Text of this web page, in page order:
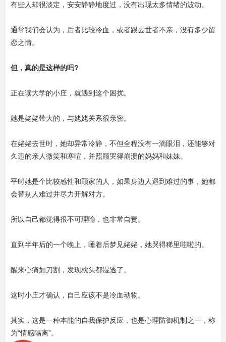
有些人却很淡定，安安静静地度过，没有出现太多情绪的波动。
通常我们会认为，后者比较冷血，或者跟去世者不亲，没有多少留
恋之情。
但，真的是这样的吗?
正在读大学的小庄，就遇到这个困扰。
她是姥姥带大的，与姥姥关系很亲密。
在姥姥去世时，她却异常冷静，不但全程没有一滴眼泪，还能够对
久违的亲人微笑和寒暄，并照顾哭得崩溃的妈妈和妹妹。
平时她是个比较感性和顾家的人，如果身边人遇到难过的事，她都
会替别人难过并尽力开解对方。
所以自己都觉得很不可理喻，也非常自责。
直到半年后的一个晚上，睡着后梦见姥姥，她哭得稀里哇啦的。
醒来心痛如刀割，发现枕头都湿透了。
这时小庄才确认，自己应该不是冷血动物。
其实，这是一种本能的自我保护反应，也是心理防御机制之一，称
为“情感隔离”。